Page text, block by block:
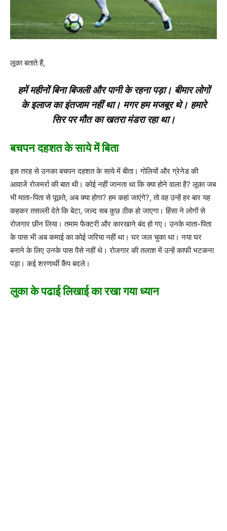
लूका बताते हैं,
हमें महीनों बिना बिजली और पानी के रहना पड़ा। बीमार लोगों
के इलाज का इंतजाम नहीं था। मगर हम मजबूर थे। हमारे
सिर पर मौत का खतरा मंडरा रहा था।
बचपन दहशत के साये में बिता
इस तरह से उनका बचपन दहशत के साये में बीता। गोलियों और ग्रेनेड की
आवाजें रोजमर्रा की बात थी। कोई नहीं जानता था कि क्या होने वाला है? लूका जब
भी माता-पिता से पूछते, अब क्या होगा? हम कहां जाएंगे?, तो वह उन्हें हर बार यह
कहकर तसल्ली देते कि बेटा, जल्द सब कुछ ठीक हो जाएगा। हिंसा ने लोगों से
रोजगार छीन लिया। तमाम फैक्टरी और कारखाने बंद हो गए। उनके माता-पिता
के पास भी अब कमाई का कोई जरिया नहीं था। घर जल चुका था। नया घर
बनाने के लिए उनके पास पैसे नहीं थे। रोजगार की तलाश में उन्हें काफी भटकना
पड़ा। कई शरणार्थी कैंप बदले।
लुका के पढाई लिखाई का रखा गया ध्यान